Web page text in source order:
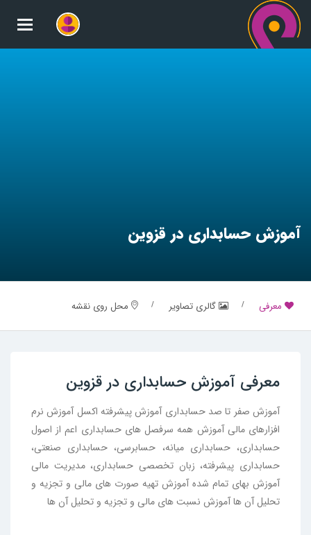
آموزش حسابداری در قزوین
معرفی گالری تصاویر محل روی نقشه
معرفی آموزش حسابداری در قزوین
آموزش صفر تا صد حسابداری آموزش پیشرفته اکسل آموزش نرم
افزارهای مالی آموزش همه سرفصل های حسابداری اعم از اصول
حسابداری، حسابداری میانه، حسابرسی، حسابداری صنعتی،
حسابداری پیشرفته، زبان تخصصی حسابداری، مدیریت مالی
آموزش بهای تمام شده آموزش تهیه صورت های مالی و تجزیه و
تحلیل آن ها آموزش نسبت های مالی و تجزیه و تحلیل آن ها